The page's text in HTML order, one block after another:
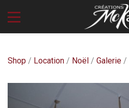
Shop / Location / Noël / Galerie /